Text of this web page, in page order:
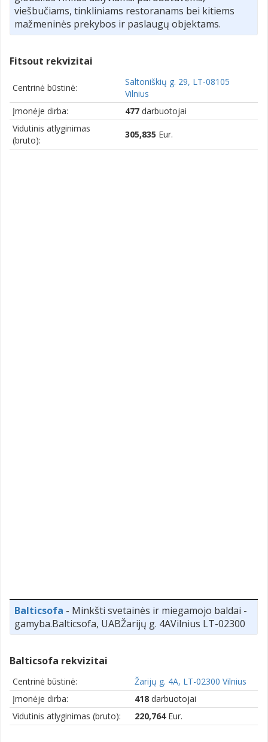
viešbučiams, tinkliniams restoranams bei kitiems
mažmeninės prekybos ir paslaugų objektams.
Fitsout rekvizitai
Centrinė būstinė:
Saltoniškių g. 29, LT-08105
Vilnius
Įmonėje dirba:
477 darbuotojai
Vidutinis atlyginimas
(bruto):
305,835 Eur.
Balticsofa - Minkšti svetainės ir miegamojo baldai -
gamyba.Balticsofa, UABŽarijų g. 4AVilnius LT-02300
Balticsofa rekvizitai
Centrinė būstinė:
Žarijų g. 4A, LT-02300 Vilnius
Įmonėje dirba:
418 darbuotojai
Vidutinis atlyginimas (bruto):
220,764Eur.